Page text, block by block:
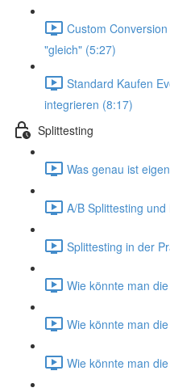
Custom
"gleich" (5:27)
Standard Kaufen
integrieren (8:17)
Splittesting
Was genau ist
A/B Splittesting
Splittesting in der
Wie könnte man
Wie könnte man
Wie könnte man